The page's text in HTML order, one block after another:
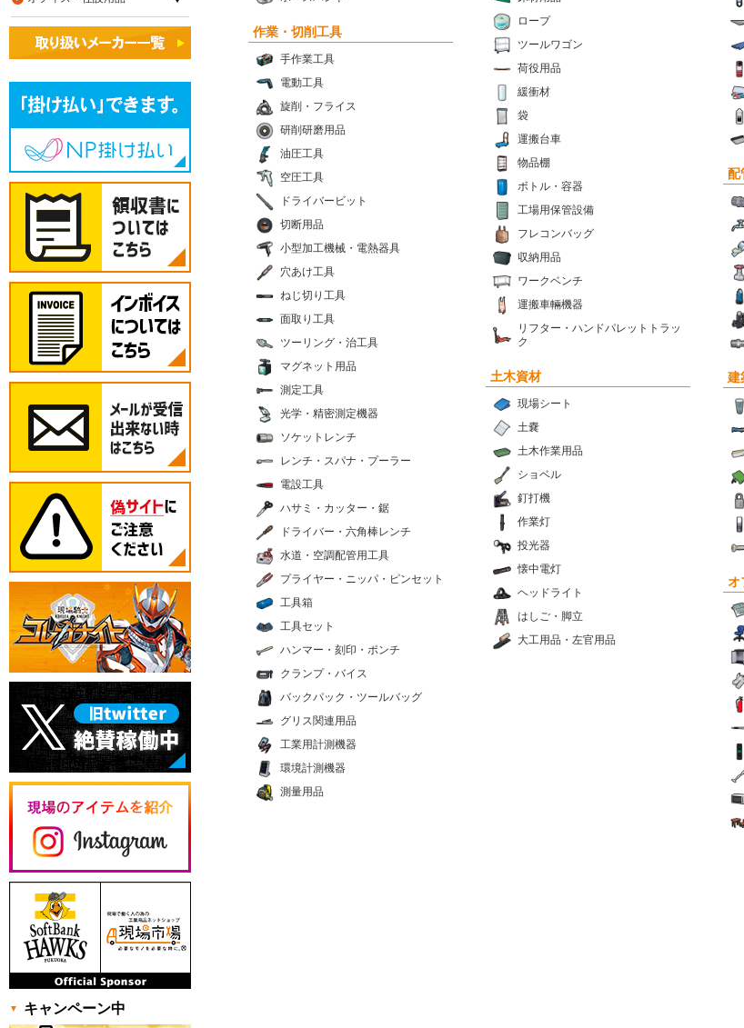
ロープ
ツールワゴン
荷役用品
緩衝材
袋
運搬台車
物品棚
ボトル・容器
工場用保管設備
フレコンバッグ
収納用品
ワークベンチ
運搬車輛機器
リフター・ハンドパレットトラッ
ク
作業・切削工具
手作業工具
電動工具
旋削・フライス
研削研磨用品
油圧工具
空圧工具
ドライバービット
切断用品
小型加工機械・電熱器具
穴あけ工具
ねじ切り工具
面取り工具
ツーリング・治工具
マグネット用品
測定工具
光学・精密測定機器
ソケットレンチ
レンチ・スパナ・プーラー
電設工具
ハサミ・カッター・鋸
ドライバー・六角棒レンチ
水道・空調配管用工具
プライヤー・ニッパ・ピンセット
工具箱
工具セット
ハンマー・刻印・ポンチ
クランプ・バイス
バックパック・ツールバッグ
グリス関連用品
工業用計測機器
環境計測機器
測量用品
配
土木資材
現場シート
土嚢
土木作業用品
ショベル
釘打機
作業灯
投光器
懐中電灯
ヘッドライト
はしご・脚立
大工用品・左官用品
建
オ
キャンペーン中